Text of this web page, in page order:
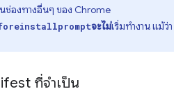
ช่องทางอื่นๆ ของ Chrome
จะไม่เริ่มทํางาน แม้ว่า
ที่จําเป็น